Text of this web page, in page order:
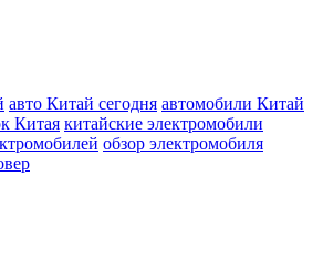
авто Китай сегодня автомобили Китай
Китая китайские электромобили
обзор электромобиля